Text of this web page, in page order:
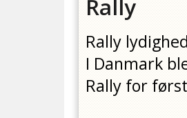
Rally
Rally
I Danmark
Rally for